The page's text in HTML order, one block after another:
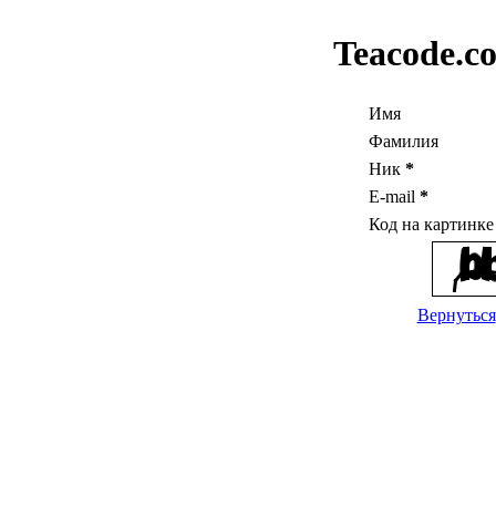
Имя
Фамилия
Ник *
E-mail *
Код на
Вернуться